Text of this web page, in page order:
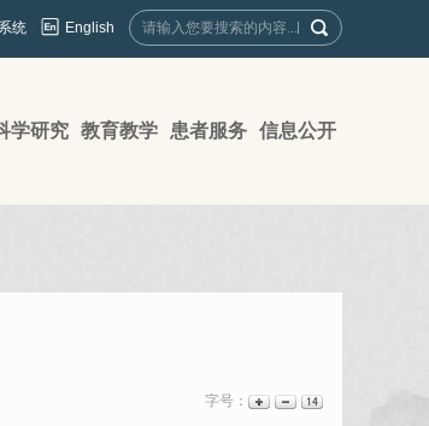
统 English
学研究 教育教学 患者服务 信息公开
字号：